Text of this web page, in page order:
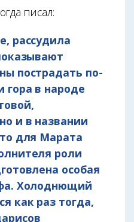
писал:
рассудила
пострадать по-
гора в народе
и в названии
для Марата
роли
особая
Холоднющий
как раз тогда,